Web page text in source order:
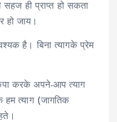
सहज ही प्राप्त हो सकता
हो जाय।
है। बिना त्यागके प्रेम
करके अपने-आप त्याग
हम त्याग (जागतिक